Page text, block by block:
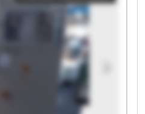
SK Maschinen-Service
GmbH SK
SK Maschinen-Service
GmbH SK
SK Maschinen-Service
GmbH SK
SK Maschinen-Service